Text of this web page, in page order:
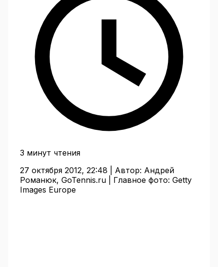
3 минут чтения
27 октября 2012, 22:48 | Автор: Андрей
Романюк, GoTennis.ru | Главное фото: Getty
Images Europe